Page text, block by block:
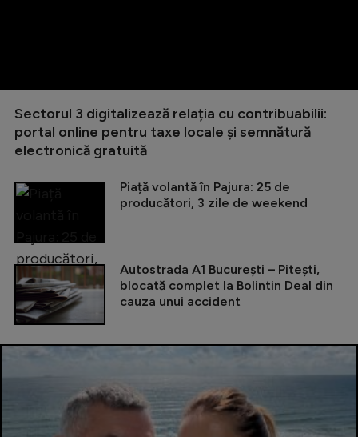
Sectorul 3 digitalizează relația cu contribuabilii:
portal online pentru taxe locale și semnătură
electronică gratuită
Piață volantă în Pajura: 25 de
producători, 3 zile de weekend
Autostrada A1 București – Pitești,
blocată complet la Bolintin Deal din
cauza unui accident